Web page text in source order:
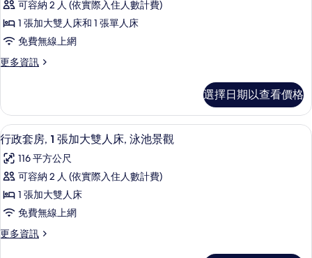
有
相
片
View)
的
情
級
客
房
(Queen
Swim
Up)
的
所
有
相
片
可容納 2 人 (依實際入住人數計費)
1 張加大雙人床和 1 張單人床
免費無線上網
更多資訊
更
客
房
(Queen
or
Twin,
Swim
的
詳
選擇日期以查看價格
顯
示
行
政
套
房,
1
客房內保險箱、書桌、遮光布/窗簾、
2
行政套房, 1 張加大雙人床, 泳池景觀
116 平方公尺
可容納 2 人 (依實際入住人數計費)
1 張加大雙人床
免費無線上網
更多資訊
更